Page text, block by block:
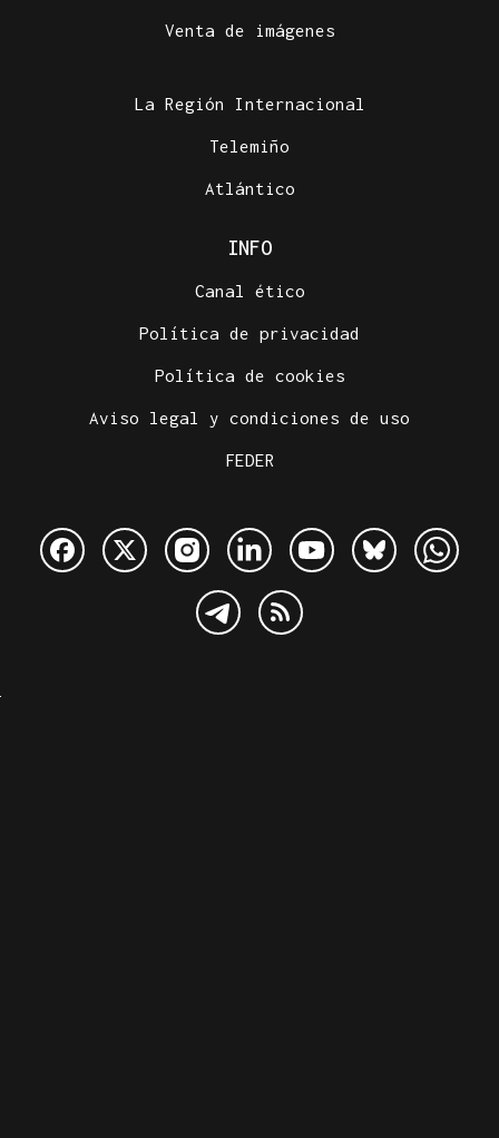
Venta de imágenes
La Región Internacional
Telemiño
Atlántico
INFO
Canal ético
Política de privacidad
Política de cookies
Aviso legal y condiciones de uso
FEDER